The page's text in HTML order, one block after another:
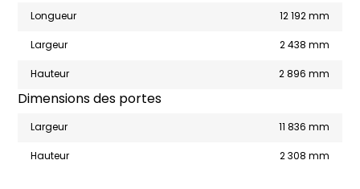
Longueur
12 192 mm
Largeur
2 438 mm
Hauteur
2 896 mm
Dimensions des portes
Largeur
11 836 mm
Hauteur
2 308 mm